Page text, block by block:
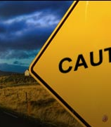
de trading
les